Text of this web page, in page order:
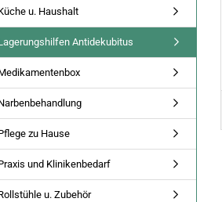
u. Haushalt
Antidekubitus
zu Hause
und Klinikenbedarf
u. Zubehör